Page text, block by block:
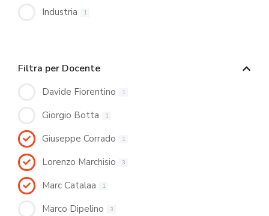
Industria 1
Filtra per Docente
Davide Fiorentino 1
Giorgio Botta 1
Giuseppe Corrado 1
Lorenzo Marchisio 3
Marc Catalaa 1
Marco Dipelino 3